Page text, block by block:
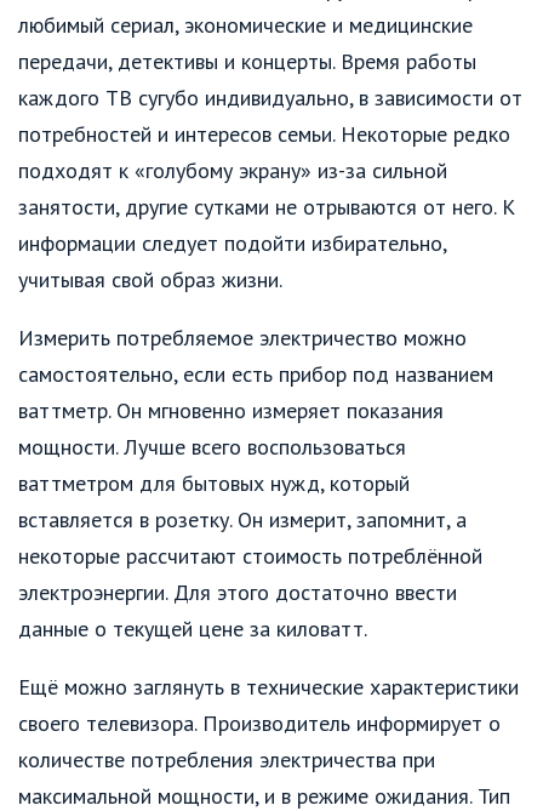
любимый сериал, экономические и медицинские
передачи, детективы и концерты. Время работы
каждого ТВ сугубо индивидуально, в зависимости от
потребностей и интересов семьи. Некоторые редко
подходят к «голубому экрану» из-за сильной
занятости, другие сутками не отрываются от него. К
информации следует подойти избирательно,
учитывая свой образ жизни.
Измерить потребляемое электричество можно
самостоятельно, если есть прибор под названием
ваттметр. Он мгновенно измеряет показания
мощности. Лучше всего воспользоваться
ваттметром для бытовых нужд, который
вставляется в розетку. Он измерит, запомнит, а
некоторые рассчитают стоимость потреблённой
электроэнергии. Для этого достаточно ввести
данные о текущей цене за киловатт.
Ещё можно заглянуть в технические характеристики
своего телевизора. Производитель информирует о
количестве потребления электричества при
максимальной мощности, и в режиме ожидания. Тип